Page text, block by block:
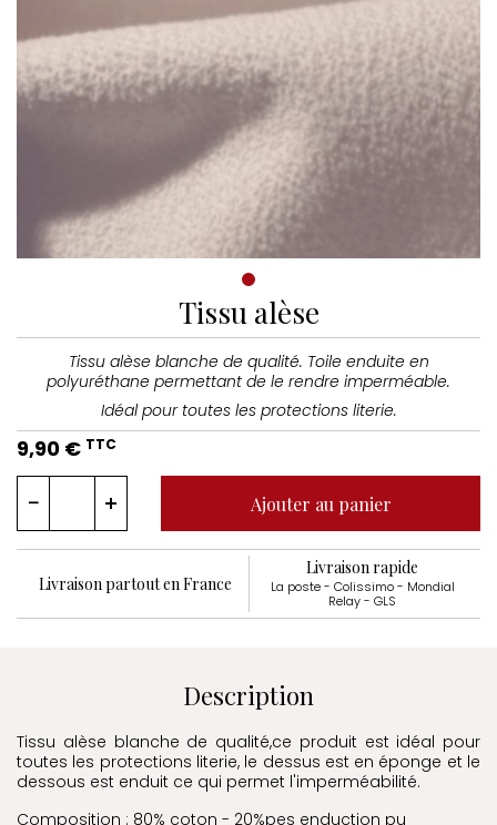
Tissu alèse
Tissu alèse blanche de qualité. Toile enduite en
polyuréthane permettant de le rendre imperméable.
Idéal pour toutes les protections literie.
9,90 € TTC
Ajouter au panier
Livraison partout en France
Livraison rapide
La poste - Colissimo - Mondial
Relay - GLS
Description
Tissu alèse blanche de qualité,ce produit est idéal pour
toutes les protections literie, le dessus est en éponge et le
dessous est enduit ce qui permet l'imperméabilité.
Composition : 80% coton - 20%pes enduction pu